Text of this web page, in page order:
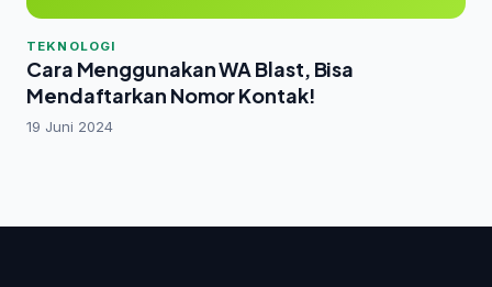
TEKNOLOGI
Cara Menggunakan WA Blast, Bisa
Mendaftarkan Nomor Kontak!
19 Juni 2024